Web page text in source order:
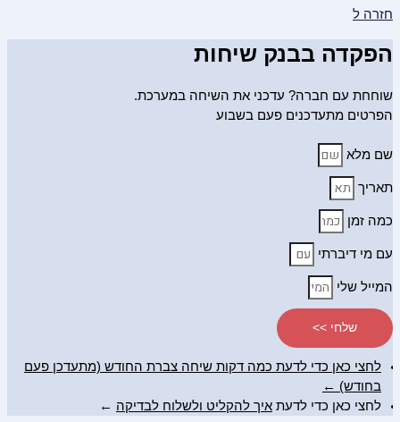
חזרה ל
הפקדה בבנק שיחות
שוחחת עם חברה? עדכני את השיחה במערכת.
הפרטים מתעדכנים פעם בשבוע
שם מלא
תאריך
כמה זמן
עם מי דיברתי
המייל שלי
שלחי >>
לחצי כאן כדי לדעת כמה דקות שיחה צברת החודש (מתעדכן פעם
בחודש) ←
לחצי כאן כדי לדעת איך להקליט ולשלוח לבדיקה ←